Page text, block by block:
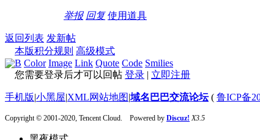
举报 回复 使用道具
返回列表 发新帖
本版积分规则 高级模式
B Color Image Link Quote Code Smilies
您需要登录后才可以回帖 登录 | 立即注册
手机版|小黑屋|XML网站地图|域名巴巴交流论坛( 鲁ICP备
Copyright © 2001-2020, Tencent Cloud. Powered by Discuz! X3.5